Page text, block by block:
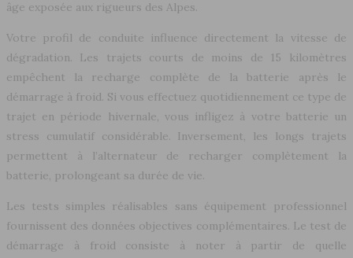
âge exposée aux rigueurs des Alpes.
Votre profil de conduite influence directement la vitesse de
dégradation. Les trajets courts de moins de 15 kilomètres
empêchent la recharge complète de la batterie après le
démarrage à froid. Si vous effectuez quotidiennement ce type de
trajet en période hivernale, vous infligez à votre batterie un
stress cumulatif considérable. Inversement, les longs trajets
permettent à l’alternateur de recharger complètement la
batterie, prolongeant sa durée de vie.
Les tests simples réalisables sans équipement professionnel
fournissent des données objectives complémentaires. Le test de
démarrage à froid consiste à noter à partir de quelle